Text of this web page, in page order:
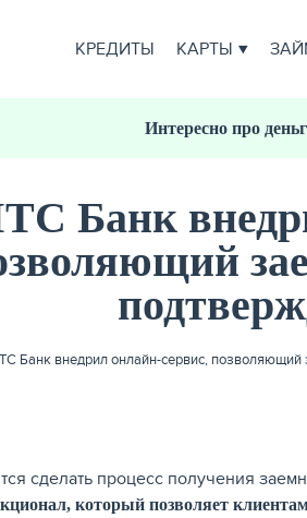
КРЕДИТЫ КАРТЫ
Интересно про
Банк
Банк внедрил онлайн-сервис, позволяющий
сделать процесс получения
который позволяет